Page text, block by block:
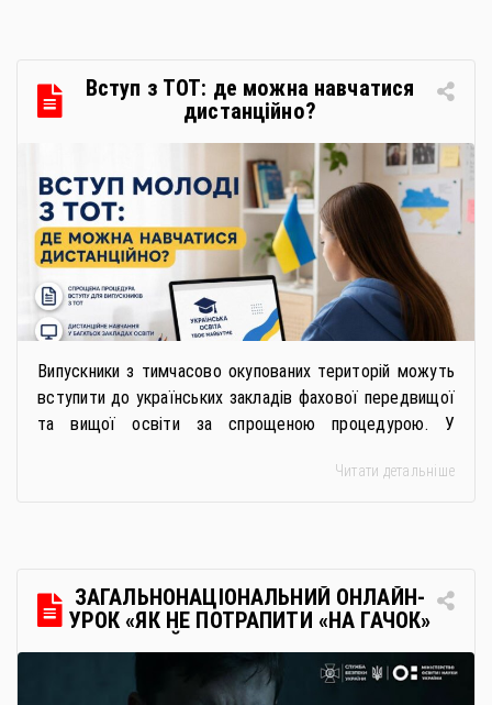
Вступ з ТОТ: де можна навчатися
дистанційно?
Випускники з тимчасово окупованих територій можуть
вступити до українських закладів фахової передвищої
та вищої освіти за спрощеною процедурою. У
дистанційне навчання, що дає можливість здобувати
передбачає: Скористатися цією процедурою […]
Читати детальніше
ЗАГАЛЬНОНАЦІОНАЛЬНИЙ ОНЛАЙН-
УРОК «ЯК НЕ ПОТРАПИТИ «НА ГАЧОК»
РОСІЙСЬКИХ СПЕЦСЛУЖБ